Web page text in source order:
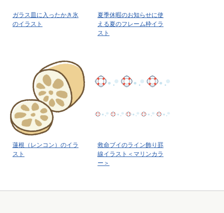
ガラス皿に入ったかき氷
のイラスト
夏季休暇のお知らせに使
える夏のフレーム枠イラ
スト
蓮根（レンコン）のイラ
スト
救命ブイのライン飾り罫
線イラスト＜マリンカラ
ー＞